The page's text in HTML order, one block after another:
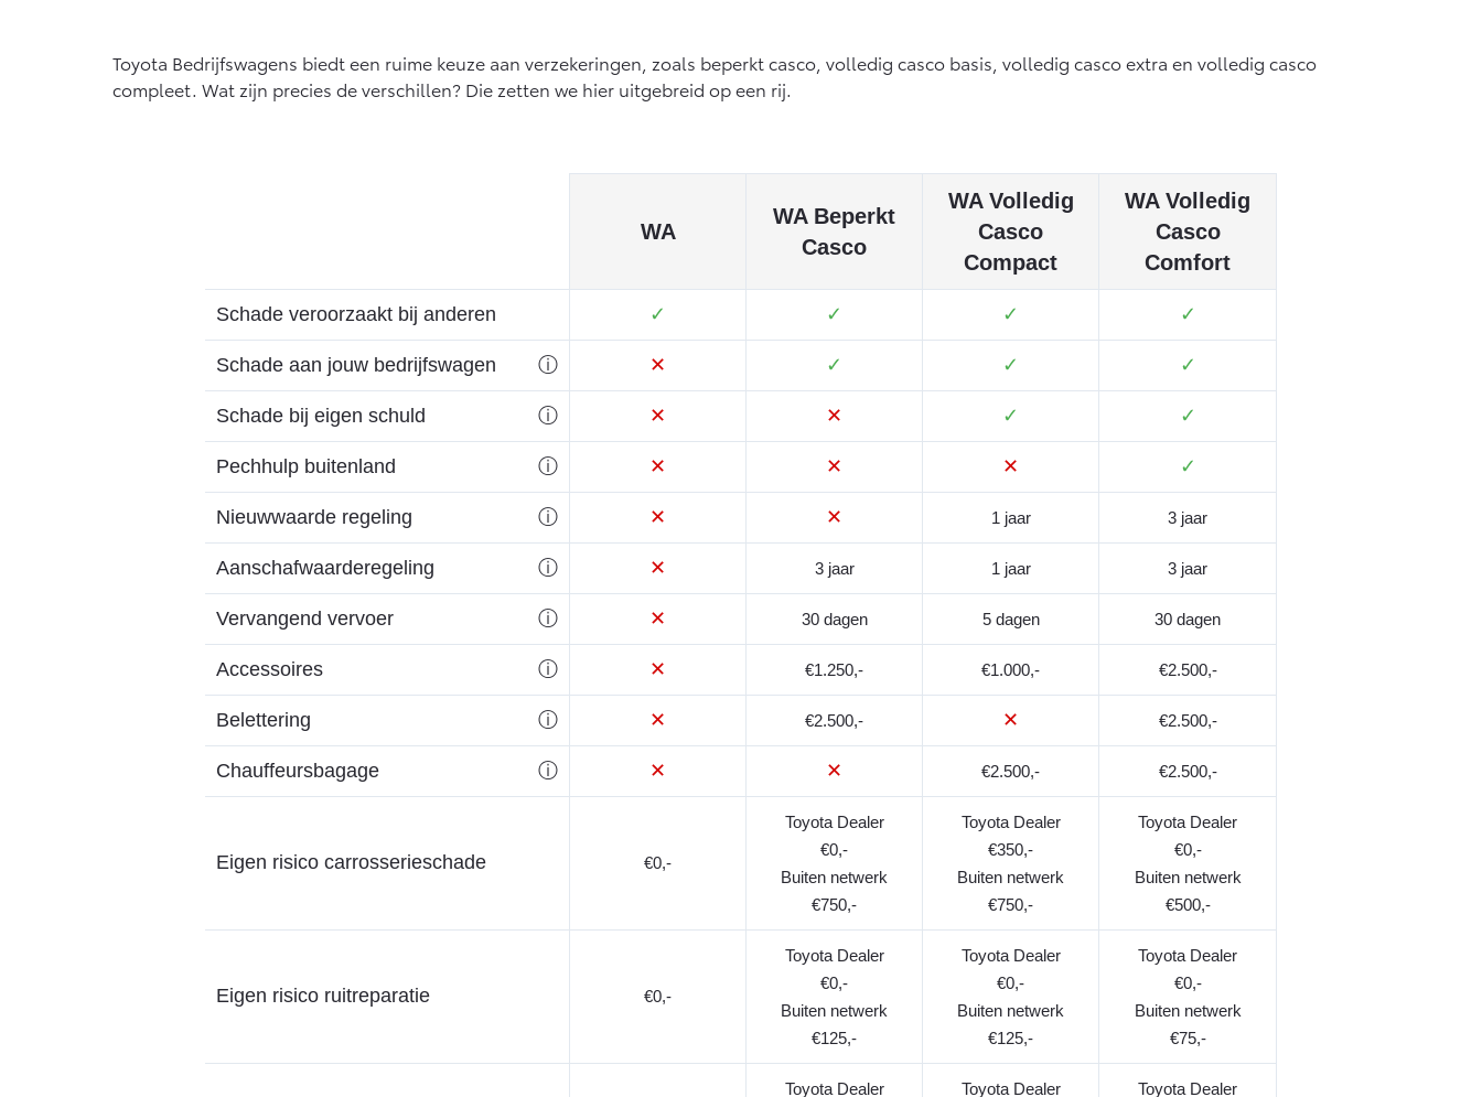
Toyota Bedrijfswagens biedt een ruime keuze aan verzekeringen, zoals beperkt casco, volledig casco basis, volledig casco extra en volledig casco
compleet. Wat zijn precies de verschillen? Die zetten we hier uitgebreid op een rij.
WA
WA Beperkt
Casco
WA Volledig
Casco
Compact
WA Volledig
Casco
Comfort
Schade veroorzaakt bij anderen ✓ ✓ ✓ ✓
Schade aan jouw bedrijfswagen ⓘ ✕ ✓ ✓ ✓
Schade bij eigen schuld ⓘ ✕ ✕ ✓ ✓
Pechhulp buitenland ⓘ ✕ ✕ ✕ ✓
Nieuwwaarde regeling ⓘ ✕ ✕ 1 jaar 3 jaar
Aanschafwaarderegeling ⓘ ✕ 3 jaar 1 jaar 3 jaar
Vervangend vervoer ⓘ ✕ 30 dagen 5 dagen 30 dagen
Accessoires ⓘ ✕ €1.250,- €1.000,- €2.500,-
Belettering ⓘ ✕ €2.500,- ✕ €2.500,-
Chauffeursbagage ⓘ ✕ ✕ €2.500,- €2.500,-
Eigen risico carrosserieschade €0,-
Toyota Dealer
€0,-
Buiten netwerk
€750,-
Toyota Dealer
€350,-
Buiten netwerk
€750,-
Toyota Dealer
€0,-
Buiten netwerk
€500,-
Eigen risico ruitreparatie €0,-
Toyota Dealer
€0,-
Buiten netwerk
€125,-
Toyota Dealer
€0,-
Buiten netwerk
€125,-
Toyota Dealer
€0,-
Buiten netwerk
€75,-
Toyota Dealer
Toyota Dealer
Toyota Dealer